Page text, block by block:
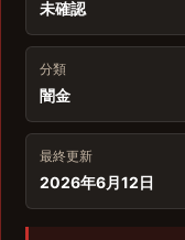
未確認
分類
闇金
最終更新
2026年6月12日